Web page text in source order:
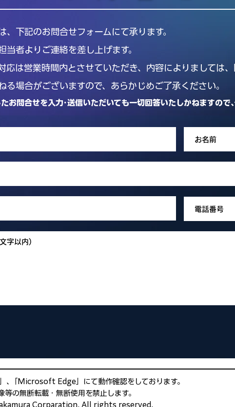
、下記のお問合せフォームにて承ります。
当者よりご連絡を差し上げます。
応は営業時間内とさせていただき、内容によりましては
る場合がございますので、あらかじめご了承ください。
お問合せを 入力･送信いただいても一切回答いたしかねますので
､「Microsoft Edge」にて動作確認をしております。
等の無断転載・無断使用を禁止します。
Corparation. All rights reserved.